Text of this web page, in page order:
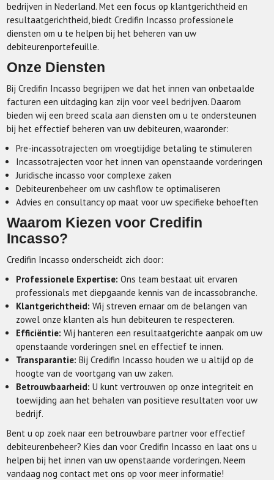
bedrijven in Nederland. Met een focus op klantgerichtheid en
resultaatgerichtheid, biedt Credifin Incasso professionele
diensten om u te helpen bij het beheren van uw
debiteurenportefeuille.
Onze Diensten
Bij Credifin Incasso begrijpen we dat het innen van onbetaalde
facturen een uitdaging kan zijn voor veel bedrijven. Daarom
bieden wij een breed scala aan diensten om u te ondersteunen
bij het effectief beheren van uw debiteuren, waaronder:
Pre-incassotrajecten om vroegtijdige betaling te stimuleren
Incassotrajecten voor het innen van openstaande vorderingen
Juridische incasso voor complexe zaken
Debiteurenbeheer om uw cashflow te optimaliseren
Advies en consultancy op maat voor uw specifieke behoeften
Waarom Kiezen voor Credifin
Incasso?
Credifin Incasso onderscheidt zich door:
Professionele Expertise: Ons team bestaat uit ervaren
professionals met diepgaande kennis van de incassobranche.
Klantgerichtheid: Wij streven ernaar om de belangen van
zowel onze klanten als hun debiteuren te respecteren.
Efficiëntie: Wij hanteren een resultaatgerichte aanpak om uw
openstaande vorderingen snel en effectief te innen.
Transparantie: Bij Credifin Incasso houden we u altijd op de
hoogte van de voortgang van uw zaken.
Betrouwbaarheid: U kunt vertrouwen op onze integriteit en
toewijding aan het behalen van positieve resultaten voor uw
bedrijf.
Bent u op zoek naar een betrouwbare partner voor effectief
debiteurenbeheer? Kies dan voor Credifin Incasso en laat ons u
helpen bij het innen van uw openstaande vorderingen. Neem
vandaag nog contact met ons op voor meer informatie!